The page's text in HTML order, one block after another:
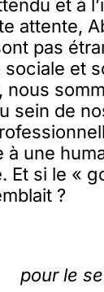
et à
attente,
pas
sociale et
nous
sein de
à une
Et si le «
?
pour le